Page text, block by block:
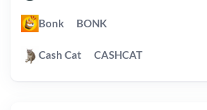
Bonk BONK
Cash Cat CASHCAT